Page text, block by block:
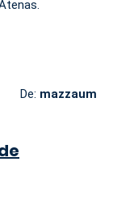
De: mazzaum